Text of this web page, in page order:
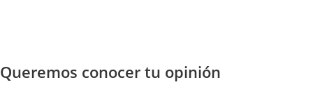
Queremos conocer tu opinión